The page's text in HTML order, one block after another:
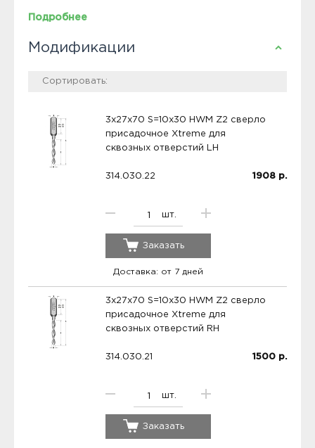
Подробнее
Модификации
3x27x70 S=10x30 HWM Z2 сверло
присадочное Xtreme для
сквозных отверстий LH
314.030.22
шт.
1908 р.
Заказать
Доставка: от 7 дней
3x27x70 S=10x30 HWM Z2 сверло
присадочное Xtreme для
сквозных отверстий RH
314.030.21
шт.
1500 р.
Заказать